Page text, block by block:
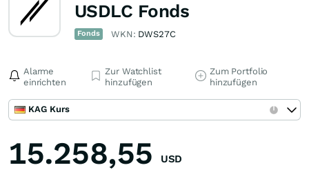
USDLC Fonds
Fonds WKN: DWS27C
Alarme
einrichten
Zur Watchlist
hinzufügen
Zum Portfolio
hinzufügen
KAG Kurs
15.258,55 USD